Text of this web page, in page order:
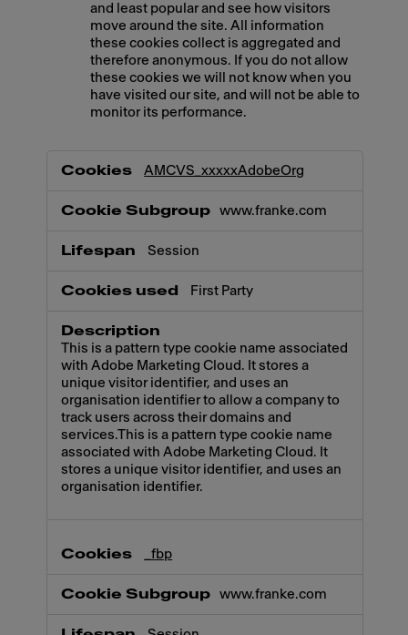
and least popular and see how visitors
move around the site. All information
these cookies collect is aggregated and
therefore anonymous. If you do not allow
these cookies we will not know when you
have visited our site, and will not be able to
monitor its performance.
AMCVS_xxxxxAdobeOrg
www.franke.com
Session
First Party
This is a pattern type cookie name associated
with Adobe Marketing Cloud. It stores a
unique visitor identifier, and uses an
organisation identifier to allow a company to
track users across their domains and
services.This is a pattern type cookie name
associated with Adobe Marketing Cloud. It
stores a unique visitor identifier, and uses an
organisation identifier.
_fbp
www.franke.com